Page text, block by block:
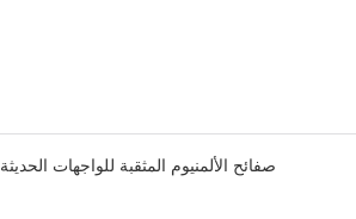
صفائح الألمنيوم المثقبة للواجهات الحديثة